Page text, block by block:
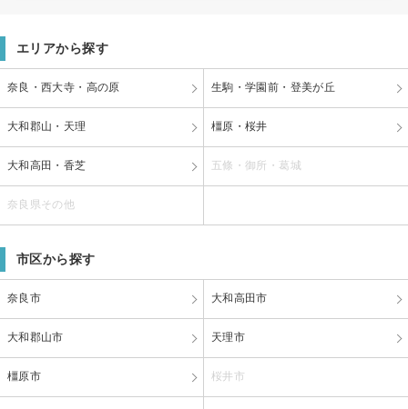
エリアから探す
奈良・西大寺・高の原 生駒・学園前・登美が丘
大和郡山・天理 橿原・桜井
大和高田・香芝 五條・御所・葛城
奈良県その他
市区から探す
奈良市 大和高田市
大和郡山市 天理市
橿原市 桜井市